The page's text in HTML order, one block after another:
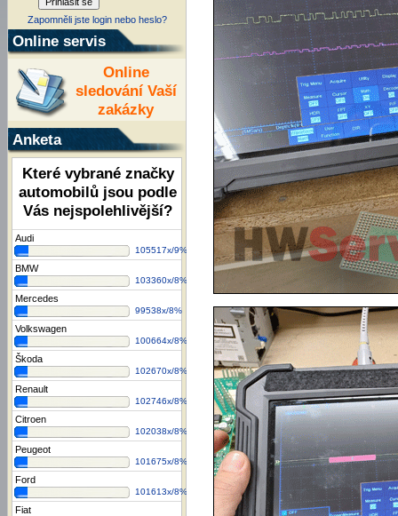
Zapomněli jste login nebo heslo?
Online servis
Online
sledování Vaší
zakázky
Anketa
Které vybrané značky
automobilů jsou podle
Vás nejspolehlivější?
Audi
105517x/9%
BMW
103360x/8%
Mercedes
99538x/8%
Volkswagen
100664x/8%
Škoda
102670x/8%
Renault
102746x/8%
Citroen
102038x/8%
Peugeot
101675x/8%
Ford
101613x/8%
Fiat